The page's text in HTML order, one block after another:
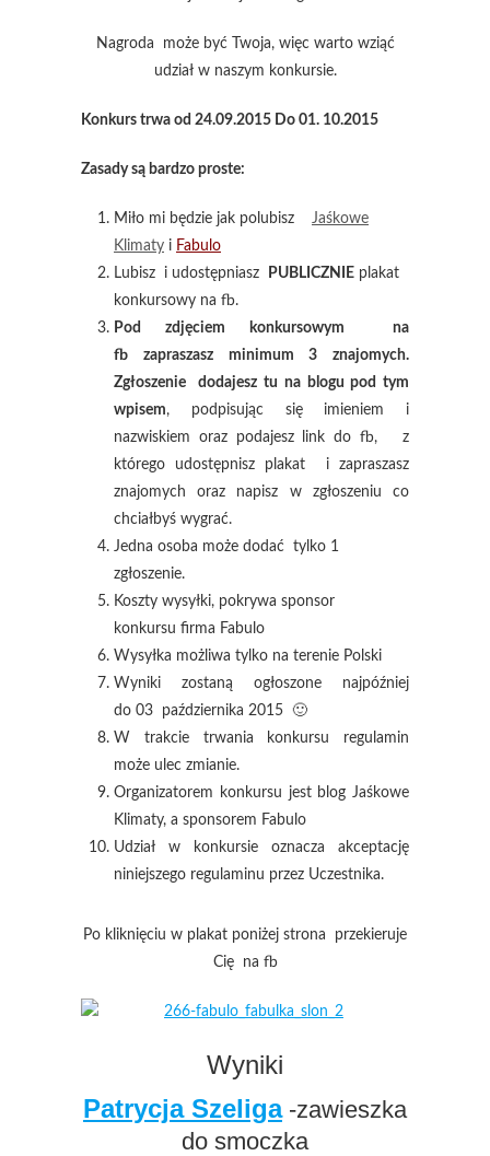
Nagroda może być Twoja, więc warto wziąć
udział w naszym konkursie.
Konkurs trwa od 24.09.2015 Do 01. 10.2015
Zasady są bardzo proste:
Miło mi będzie jak polubisz Jaśkowe
Klimaty i Fabulo
Lubisz i udostępniasz
PUBLICZNIE plakat
konkursowy na fb.
Pod zdjęciem konkursowym na
fb zapraszasz minimum 3 znajomych.
Zgłoszenie dodajesz tu na blogu pod tym
wpisem, podpisując się imieniem i
nazwiskiem oraz podajesz link do fb, z
którego udostępnisz plakat i zapraszasz
znajomych oraz napisz w zgłoszeniu co
chciałbyś wygrać.
Jedna osoba może dodać tylko 1
zgłoszenie.
Koszty wysyłki, pokrywa sponsor
konkursu firma Fabulo
Wysyłka możliwa tylko na terenie Polski
Wyniki zostaną ogłoszone najpóźniej
do 03 października 2015 🙂
W trakcie trwania konkursu regulamin
może ulec zmianie.
Organizatorem konkursu jest blog Jaśkowe
Klimaty, a sponsorem Fabulo
Udział w konkursie oznacza akceptację
niniejszego regulaminu przez Uczestnika.
Po kliknięciu w plakat poniżej strona przekieruje
Cię na fb
Wyniki
Patrycja Szeliga-zawieszka
do smoczka